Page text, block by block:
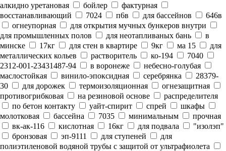
алкидно уретановая
бойлер
фактурная
восстанавливающий
7024 п6в для бассейнов
646в
огнеупорная
для открытия мучных бункеров внутри
для промышленных полов
для неотапливаных бань
в
минске
17кг для стен в квартире 9кг ма 15
для
металлических кольев
растворитель ко-194
7040
2312-001-23431487-94
в воронеже
небесно-голубая
маслостойкая
винило-эпоксидная серебрянка
28379-
30
для дорожек термоизоляционная
огнезащитная
противогрибковая
на резиновой основе
распределителя
по бетон контакту
уайт-спирит спрей
шкафы
молотковая
бассейна 7035 минимальным
прочная
вк-ак-116
кислотная 16кг для подвала
"изолэп"
бронзовая
эп-9111 для ступеней
для
полиэтиленовой водяной трубы с защитой от ультрафиолета